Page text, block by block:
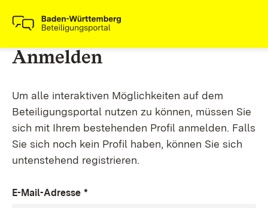
Anmelden
Um alle interaktiven Möglichkeiten auf dem
Beteiligungsportal nutzen zu können, müssen Sie
sich mit Ihrem bestehenden Profil anmelden. Falls
Sie sich noch kein Profil haben, können Sie sich
untenstehend registrieren.
E-Mail-Adresse *